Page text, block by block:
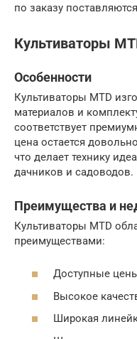
по заказу
Культиваторы
Особенности
Культиваторы MTD
материалов и
соответствует
цена остается
что делает технику
дачников и садоводов.
Преимущества и
Культиваторы MTD
преимуществами:
Доступные
Высокое
Широкая